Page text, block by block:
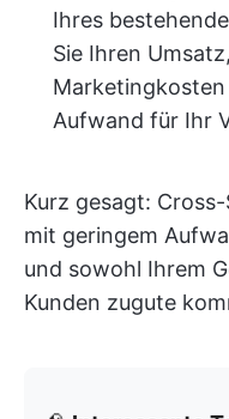
Ihres
Sie Ihren
Aufwand für Ihr
Kurz gesagt:
mit geringem
und sowohl Ihrem
Kunden zugute